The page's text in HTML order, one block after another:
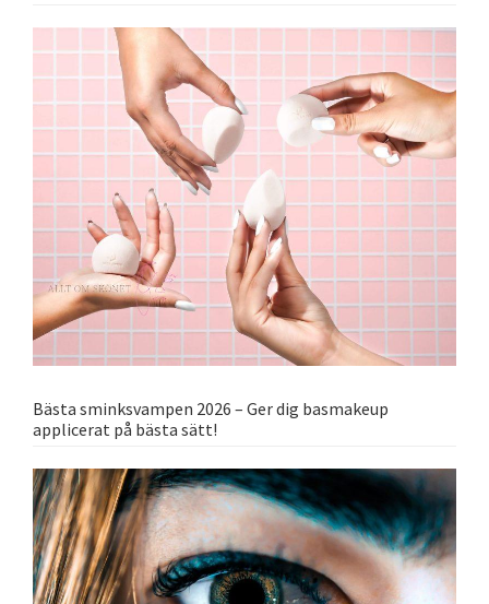
Bästa sminksvampen 2026 – Ger dig basmakeup
applicerat på bästa sätt!